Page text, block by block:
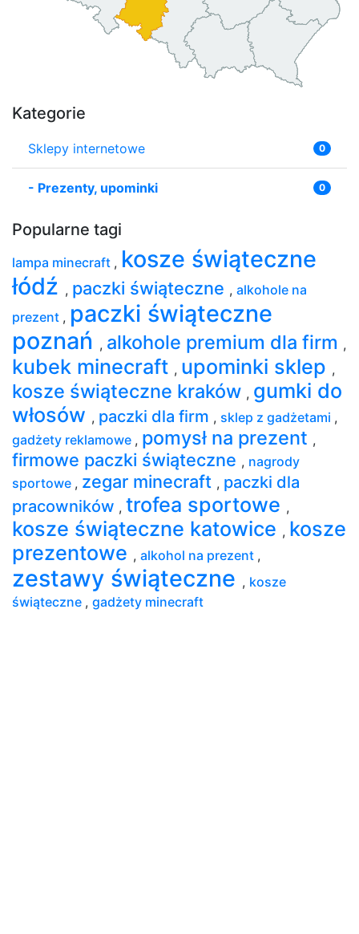
Kategorie
Sklepy internetowe 0
- Prezenty, upominki 0
Popularne tagi
lampa minecraft , kosze świąteczne
łódź , paczki świąteczne , alkohole na
prezent , paczki świąteczne
poznań , alkohole premium dla firm ,
kubek minecraft , upominki sklep ,
kosze świąteczne kraków , gumki do
włosów , paczki dla firm , sklep z gadżetami ,
gadżety reklamowe , pomysł na prezent ,
firmowe paczki świąteczne , nagrody
sportowe , zegar minecraft , paczki dla
pracowników , trofea sportowe ,
kosze świąteczne katowice , kosze
prezentowe , alkohol na prezent ,
zestawy świąteczne , kosze
świąteczne , gadżety minecraft